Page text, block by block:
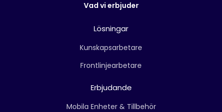
Vad vi erbjuder
Lösningar
Kunskapsarbetare
Frontlinjearbetare
Erbjudande
Mobila Enheter & Tillbehör